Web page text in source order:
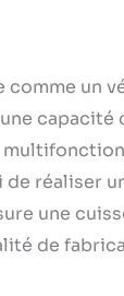
qu'un
nouvelles
de
en ayant les
: Capacité
pour un
comme un
réaliser
une
de